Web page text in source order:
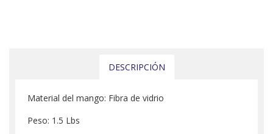
DESCRIPCIÓN
Material del mango: Fibra de vidrio
Peso: 1.5 Lbs